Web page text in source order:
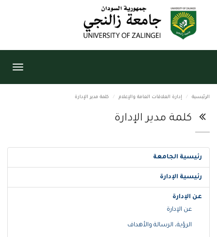
الرئيسية إدارة العلاقات العامة والإعلام كلمة مدير الإدارة
كلمة مدير الإدارة
رئيسية الجامعة
رئيسية الإدارة
عن الإدارة
عن الإدارة
الرؤية، الرسالة والأهداف